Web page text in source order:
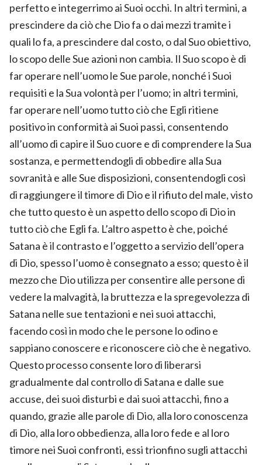
perfetto e integerrimo ai Suoi occhi. In altri termini, a
prescindere da ciò che Dio fa o dai mezzi tramite i
quali lo fa, a prescindere dal costo, o dal Suo obiettivo,
lo scopo delle Sue azioni non cambia. Il Suo scopo è di
far operare nell’uomo le Sue parole, nonché i Suoi
requisiti e la Sua volontà per l’uomo; in altri termini,
far operare nell’uomo tutto ciò che Egli ritiene
positivo in conformità ai Suoi passi, consentendo
all’uomo di capire il Suo cuore e di comprendere la Sua
sostanza, e permettendogli di obbedire alla Sua
sovranità e alle Sue disposizioni, consentendogli così
di raggiungere il timore di Dio e il rifiuto del male, visto
che tutto questo è un aspetto dello scopo di Dio in
tutto ciò che Egli fa. L’altro aspetto è che, poiché
Satana è il contrasto e l’oggetto a servizio dell’opera
di Dio, spesso l’uomo è consegnato a esso; questo è il
mezzo che Dio utilizza per consentire alle persone di
vedere la malvagità, la bruttezza e la spregevolezza di
Satana nelle sue tentazioni e nei suoi attacchi,
facendo così in modo che le persone lo odino e
sappiano conoscere e riconoscere ciò che è negativo.
Questo processo consente loro di liberarsi
gradualmente dal controllo di Satana e dalle sue
accuse, dei suoi disturbi e dai suoi attacchi, fino a
quando, grazie alle parole di Dio, alla loro conoscenza
di Dio, alla loro obbedienza, alla loro fede e al loro
timore nei Suoi confronti, essi trionfino sugli attacchi